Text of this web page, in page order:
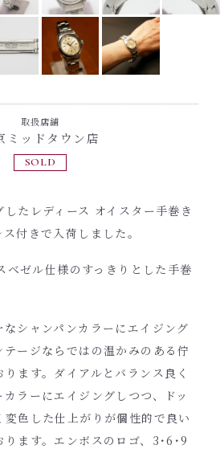
取扱店舗
ミッドタウン店
SOLD
たレディース オイスター手巻き
付きで入荷しました。
ベゼル仕様のすっきりとした手巻
シャンパンカラーにエイジング
ージならではの温かみのある佇
ます。ダイアルとバランス良く
ラーにエイジングしつつ、ドッ
変色した仕上がりが個性的で良い
ります。エンボスのロゴ、3･6･9